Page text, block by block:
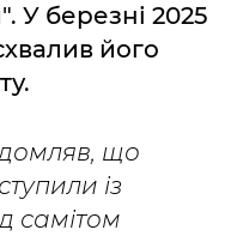
У березні 2025
його
що
із
самітом